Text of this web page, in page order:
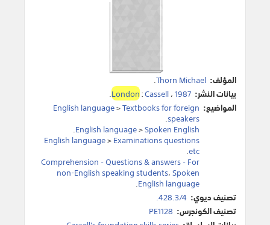
المؤلف: Thorn Michael
.
بيانات النشر:
London:Cassell،1987
.
المواضيع:
English language>Textbooks for foreign
speakers
.
English language>Spoken English
.
English language>Examinations questions
etc
.
Comprehension - Questions & answers - For
non-English speaking students،Spoken
English language
.
تصنيف ديوي: 428.3/4.
تصنيف الكونجرس: PE1128